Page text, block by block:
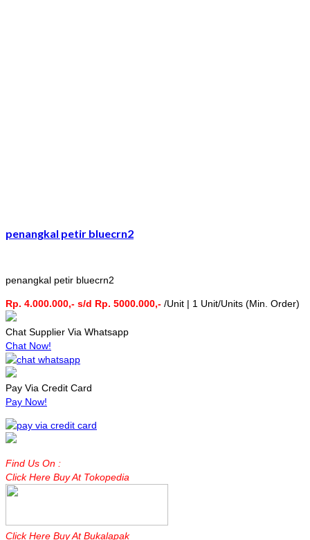
penangkal petir bluecrn2
penangkal petir bluecrn2
Rp. 4.000.000,- s/d Rp. 5000.000,- /Unit | 1 Unit/Units (Min. Order)
Chat Supplier Via Whatsapp
Chat Now!
Pay Via Credit Card
Pay Now!
Find Us On :
Click Here Buy At Tokopedia
Click Here Buy At Bukalapak